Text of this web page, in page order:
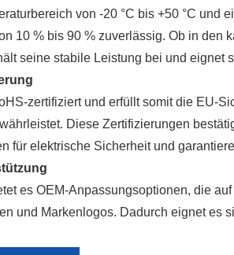
von -20 °C bis +50 °C und
10 % bis 90 % zuverlässig. Ob in
seine stabile Leistung bei und eignet
zertifiziert und erfüllt somit die EU-
Diese Zertifizierungen
für elektrische Sicherheit und
es OEM-Anpassungsoptionen, die
und Markenlogos. Dadurch eignet es